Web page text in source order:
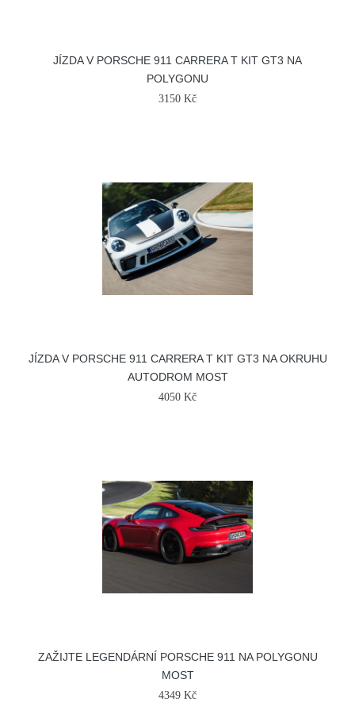
JÍZDA V PORSCHE 911 CARRERA T KIT GT3 NA
POLYGONU
3150 Kč
JÍZDA V PORSCHE 911 CARRERA T KIT GT3 NA OKRUHU
AUTODROM MOST
4050 Kč
ZAŽIJTE LEGENDÁRNÍ PORSCHE 911 NA POLYGONU
MOST
4349 Kč